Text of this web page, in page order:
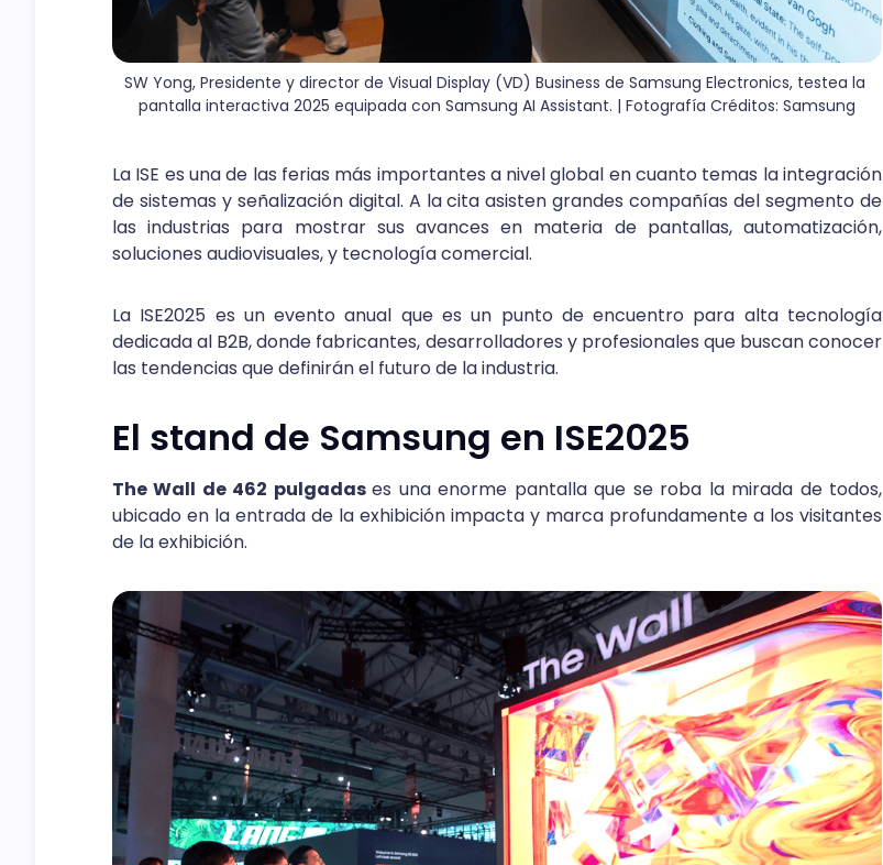
SW Yong, Presidente y director de Visual Display (VD) Business de Samsung Electronics, testea la
pantalla interactiva 2025 equipada con Samsung AI Assistant. | Fotografía Créditos: Samsung
La ISE es una de las ferias más importantes a nivel global en cuanto temas la integración
de sistemas y señalización digital. A la cita asisten grandes compañías del segmento de
las industrias para mostrar sus avances en materia de pantallas, automatización,
soluciones audiovisuales, y tecnología comercial.
La ISE2025 es un evento anual que es un punto de encuentro para alta tecnología
dedicada al B2B, donde fabricantes, desarrolladores y profesionales que buscan conocer
las tendencias que definirán el futuro de la industria.
El stand de Samsung en ISE2025
The Wall de 462 pulgadases una enorme pantalla que se roba la mirada de todos,
ubicado en la entrada de la exhibición impacta y marca profundamente a los visitantes
de la exhibición.